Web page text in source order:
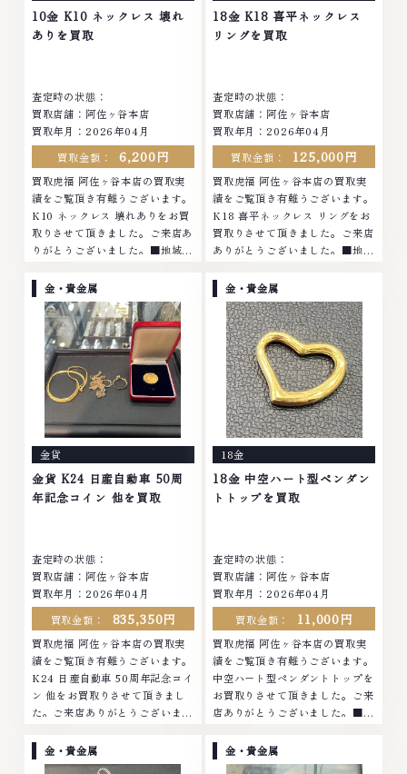
他店ではお値段の付かなかったお
品物でも、一点一点丁寧に無料で
中無休
品物でも、一点一点丁寧に無料で
査定します。お気軽にご連絡くだ
10金 K10 ネックレス 壊れ
ありを買取
査定時の状態：
買取店舗：阿佐ヶ谷本店
買取年月：2026年04月
買取金額：
6,200円
買取虎福 阿佐ヶ谷本店の買取実
績をご覧頂き有難うございます。
K10 ネックレス 壊れありをお買
取りさせて頂きました。ご来店あ
りがとうございました。■地域買
モンド ブランド品 ブランド衣類
お酒買取りのことなら、お任せく
ださいなかでも金・プラチナ等の
アクセサリー・貴金属・宝石・ダ
イヤモンド・ジュエリーや ブラ
ンド品・時計等は特に自信を持っ
て、高額査定を実現しておりま
す。 古くて使わなくなってしま
ったアクセサリー、動かなくなっ
てしまった腕時計、多くのお品物
の高価買取りを実現しており、他
店ではお値段の付かなかったお品
物でも、一点一点丁寧に無料で査
無休
18金 K18 喜平ネックレス
リングを買取
査定時の状態：
買取店舗：阿佐ヶ谷本店
買取年月：2026年04月
買取金額：
125,000円
買取虎福 阿佐ヶ谷本店の買取実
績をご覧頂き有難うございます。
K18 喜平ネックレス リングをお
買取りさせて頂きました。ご来店
ありがとうございました。■地域
ヤモンド ブランド品 ブランド衣
類 お酒買取りのことなら、お任
せくださいなかでも金・プラチナ
等のアクセサリー・貴金属・宝
石・ダイヤモンド・ジュエリーや
ブランド品・時計等は特に自信を
持って、高額査定を実現しており
ます。 古くて使わなくなってし
まったアクセサリー、動かなくな
ってしまった腕時計、多くのお品
物の高価買取りを実現しており、
他店ではお値段の付かなかったお
品物でも、一点一点丁寧に無料で
中無休
金・貴金属
金貨
金貨 K24 日産自動車 50周
年記念コイン 他を買取
査定時の状態：
買取店舗：阿佐ヶ谷本店
買取年月：2026年04月
買取金額：
835,350円
買取虎福 阿佐ヶ谷本店の買取実
績をご覧頂き有難うございます。
K24 日産自動車 50周年記念コイ
ン 他をお買取りさせて頂きまし
た。ご来店ありがとうございまし
ラチナ ダイヤモンド ブランド品
ブランド衣類 お酒買取りのこと
金・貴金属
18金
18金 中空ハート型ペンダン
トトップを買取
査定時の状態：
買取店舗：阿佐ヶ谷本店
買取年月：2026年04月
買取金額：
11,000円
買取虎福 阿佐ヶ谷本店の買取実
績をご覧頂き有難うございます。
中空ハート型ペンダントトップを
お買取りさせて頂きました。ご来
店ありがとうございました。■地
イヤモンド ブランド品 ブランド
衣類 お酒買取りのことなら、お
金・貴金属 金・貴金属